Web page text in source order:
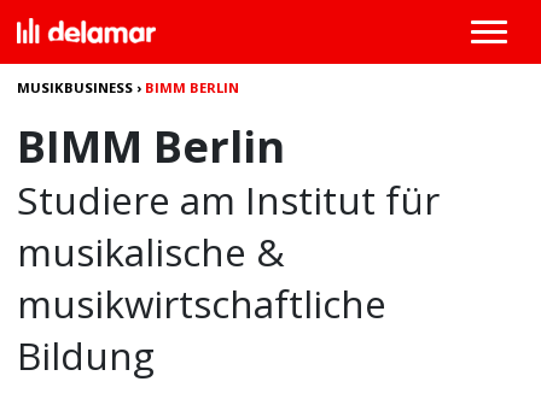
MUSIKBUSINESS › BIMM BERLIN
BIMM Berlin
Studiere am Institut für
musikalische &
musikwirtschaftliche
Bildung